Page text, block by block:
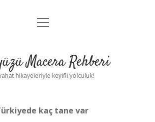
Anasayfa
Yasal Uyarı
menüyü
Macera Rehberi
hikayeleriyle keyifli yolculuk!
kaç tane var